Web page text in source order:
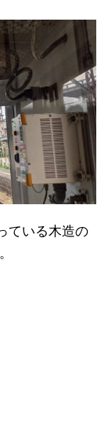
ている木造の